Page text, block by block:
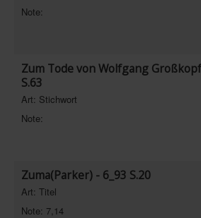
Veranstaltungen-Events
Note:
Zum Tode von Wolfgang
S.63
Art: Stichwort
Note:
Zuma(Parker) - 6_93 S.20
Art: Titel
Note: 7,14